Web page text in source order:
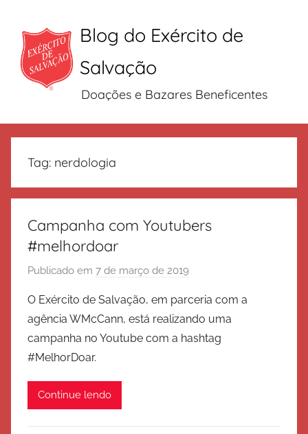
conteúdo
Blog do Exército de
Salvação
Doações e Bazares Beneficentes
Tag: nerdologia
Campanha com Youtubers
#melhordoar
Publicado em 7 de março de 2019
r
E
x
O Exército de Salvação, em parceria com a
agência WMcCann, está realizando uma
campanha no Youtube com a hashtag
#MelhorDoar.
Continue lendo